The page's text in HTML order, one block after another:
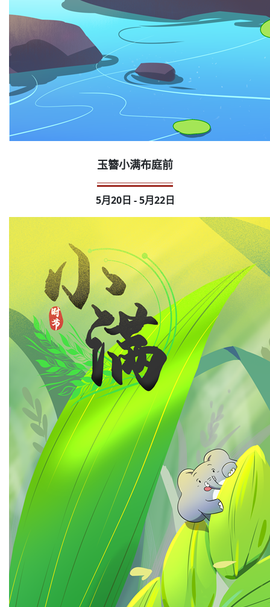
玉簪小满布庭前
5月20日 - 5月22日